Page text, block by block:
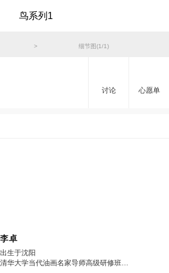
鸟系列1
> 细节图(1/1)
讨论 心愿单
李卓
出生于沈阳
清华大学当代油画名家导师高级研修班